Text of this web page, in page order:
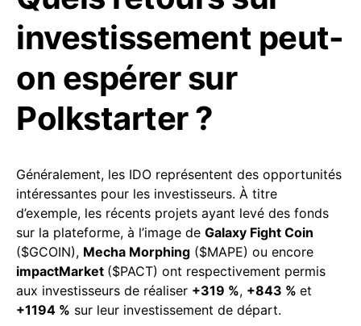
investissement peut-
on espérer sur
Polkstarter ?
Généralement, les IDO représentent des opportunités
intéressantes pour les investisseurs. À titre
d’exemple, les récents projets ayant levé des fonds
sur la plateforme, à l’image de Galaxy Fight Coin
($GCOIN), Mecha Morphing ($MAPE) ou encore
impactMarket ($PACT) ont respectivement permis
aux investisseurs de réaliser +319 %, +843 % et
+1194 % sur leur investissement de départ.